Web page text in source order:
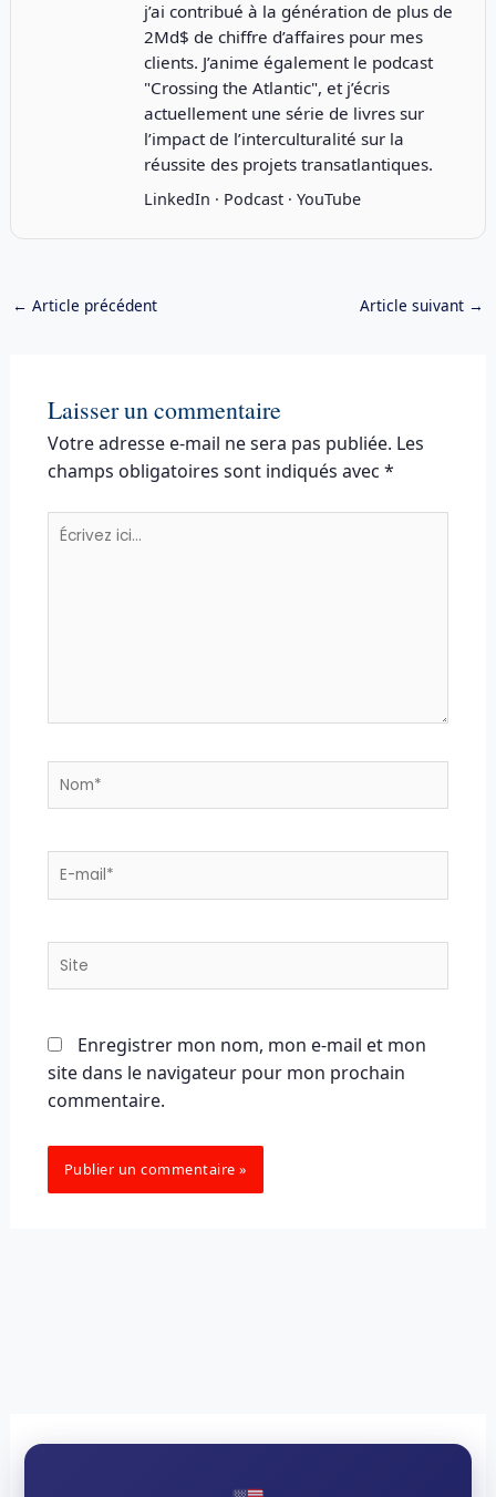
j’ai contribué à la génération de plus de
2Md$ de chiffre d’affaires pour mes
clients. J’anime également le podcast
"Crossing the Atlantic", et j’écris
actuellement une série de livres sur
l’impact de l’interculturalité sur la
réussite des projets transatlantiques.
LinkedIn · Podcast· YouTube
← Article précédent Article suivant →
Laisser un commentaire
Votre adresse e-mail ne sera pas publiée. Les
champs obligatoires sont indiqués avec *
Écrivez
Nom*
E-
Site
Enregistrer mon nom, mon e-mail et mon
site dans le navigateur pour mon prochain
commentaire.